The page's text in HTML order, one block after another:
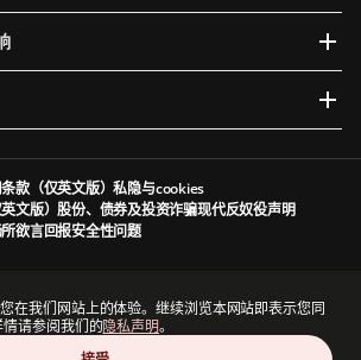
在我们网站上的体验。继续浏览本网站即表示您同
请参阅我们的隐私声明。
款（仅英文版）私隐与cookies
文版）股份、债券及投资诈骗现代反奴役声明
欲言回报安全性问题
Kingdom。注册编号为1397169。Prudential plc为一家控股公
监管局及其他监管机构授权及规管（视情况而定）。香港主要
国际金融中心一期13 楼。